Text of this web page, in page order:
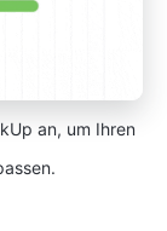
an, um Ihren